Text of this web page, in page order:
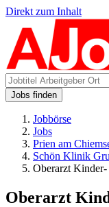
Direkt zum Inhalt
Jobs finden
Jobbörse
Jobs
Prien am
Schön Klinik
Oberarzt Kinder-
Oberarzt